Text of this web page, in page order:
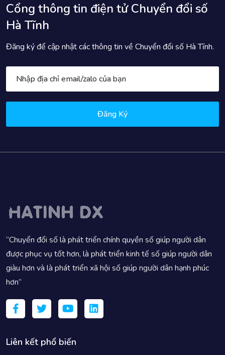
Cổng thông tin điện tử Chuyển đổi số
Hà Tĩnh
Đăng ký để cập nhật các thông tin về Chuyển đổi số Hà Tĩnh.
Đăng Ký
“Chuyển đổi số là phát triển chính quyền số giúp người dân
được phục vụ tốt hơn, là phát triển kinh tế số giúp người dân
giàu hơn và là phát triển xã hội số giúp người dân hạnh phúc
hơn”
Liên kết phổ biến